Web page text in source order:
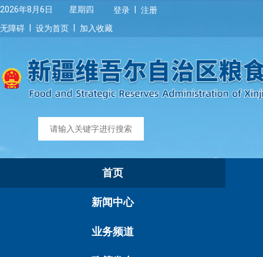
2026年8月6日 星期四 登录
注册
无障碍
设为首页 加入收藏
首页
新闻中心
业务频道